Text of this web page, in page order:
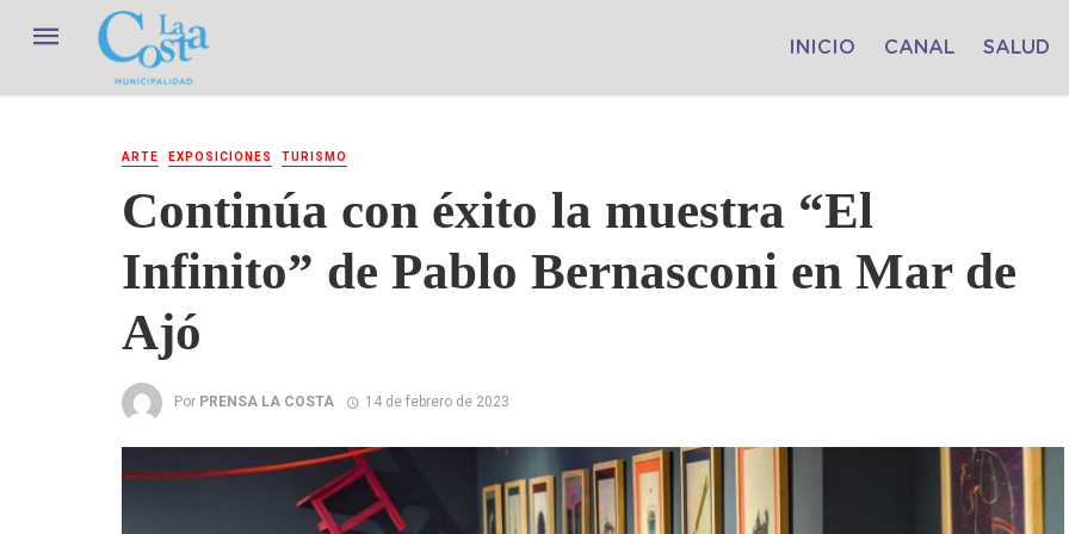
INICIO CANAL SALUD
ARTE EXPOSICIONES TURISMO
Continúa con éxito la muestra “El
Infinito” de Pablo Bernasconi en Mar de
Ajó
Por PRENSA LA COSTA 14 de febrero de 2023